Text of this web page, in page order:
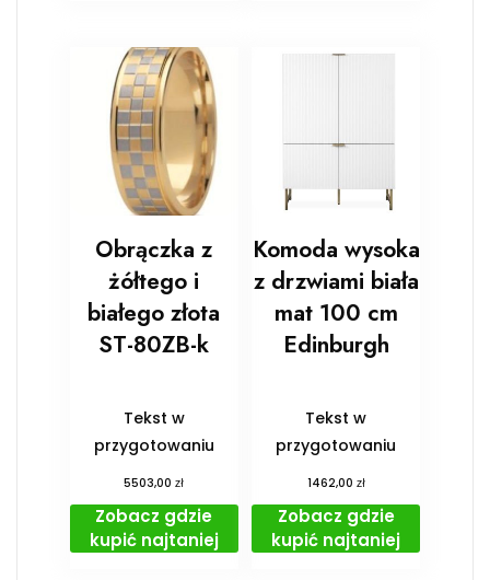
Obrączka z
żółtego i
białego złota
ST-80ZB-k
Tekst w
przygotowaniu
5503,00zł
Zobacz gdzie
kupić najtaniej
Komoda wysoka
z drzwiami biała
mat 100 cm
Edinburgh
Tekst w
przygotowaniu
1462,00 zł
Zobacz gdzie
kupić najtaniej